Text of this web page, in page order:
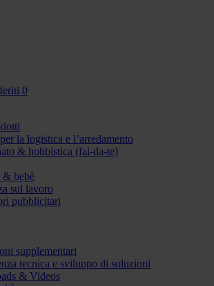
0
la logistica e l’arredamento
& hobbistica (fai-da-te)
& bebè
sul lavoro
pubblicitari
supplementari
tecnica e sviluppo di soluzioni
& Videos